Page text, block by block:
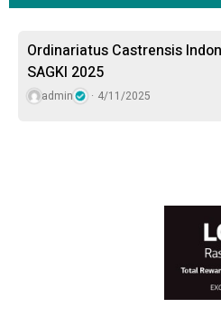
Ordinariatus Castrensis
SAGKI 2025
admin 4/11/2025